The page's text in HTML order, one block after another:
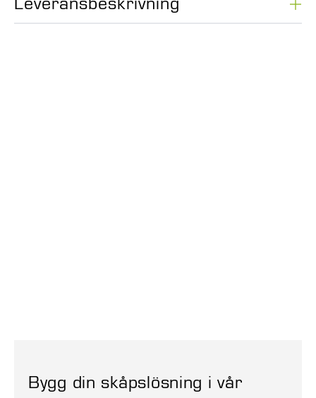
Bygg din skåpslösning i vår